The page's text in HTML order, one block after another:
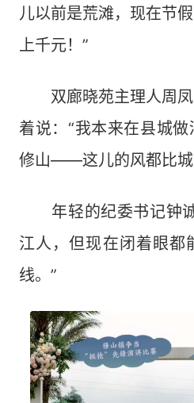
儿以前是荒滩，现在节
上千元！”
双廊晓苑主理人周凤
着说：“我本来在县城
修山——这儿的风都比城
年轻的纪委书记钟诚
江人，但现在闭着眼都
线。”